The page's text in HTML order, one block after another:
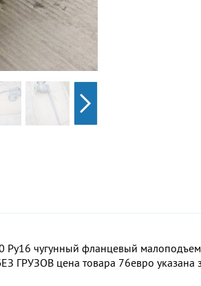
чугунный фланцевый
ГРУЗОВ цена товара 76евро указана